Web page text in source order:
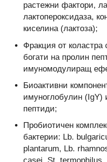
растежни фактори,
лактопероксидаза,
киселина (лактоза);
Фракция от
богати на пролин
имуномодулиращ
Биоактивни
имуноглобулин (IgY)
пептиди;
Пробиотичен
бактерии: Lb.
plantarum, Lb.